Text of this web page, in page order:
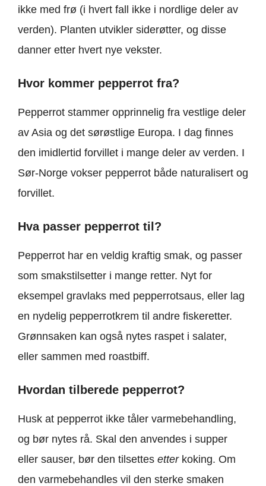
ikke med frø (i hvert fall ikke i nordlige deler av
verden). Planten utvikler siderøtter, og disse
danner etter hvert nye vekster.
Hvor kommer pepperrot fra?
Pepperrot stammer opprinnelig fra vestlige deler
av Asia og det sørøstlige Europa. I dag finnes
den imidlertid forvillet i mange deler av verden. I
Sør-Norge vokser pepperrot både naturalisert og
forvillet.
Hva passer pepperrot til?
Pepperrot har en veldig kraftig smak, og passer
som smakstilsetter i mange retter. Nyt for
eksempel gravlaks med pepperrotsaus, eller lag
en nydelig pepperrotkrem til andre fiskeretter.
Grønnsaken kan også nytes raspet i salater,
eller sammen med roastbiff.
Hvordan tilberede pepperrot?
Husk at pepperrot ikke tåler varmebehandling,
og bør nytes rå. Skal den anvendes i supper
eller sauser, bør den tilsettes etterkoking. Om
den varmebehandles vil den sterke smaken